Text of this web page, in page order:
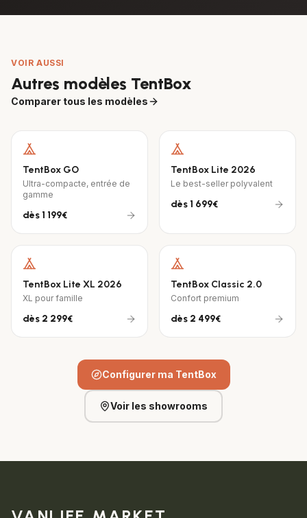
VOIR AUSSI
Autres modèles TentBox
Comparer tous les modèles
TentBox GO
Ultra-compacte, entrée de
gamme
dès1 199€
TentBox Lite 2026
Le best-seller polyvalent
dès1 699€
TentBox Lite XL 2026
XL pour famille
dès 2 299€
TentBox Classic 2.0
Confort premium
dès 2 499€
Configurer ma TentBox
Voir les showrooms